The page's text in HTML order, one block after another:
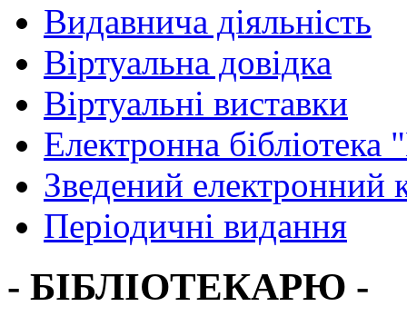
Видавнича діяльність
Віртуальна довідка
Віртуальні виставки
Електронна
Зведений електронний
Періодичні видання
- БІБЛІОТЕКАРЮ -